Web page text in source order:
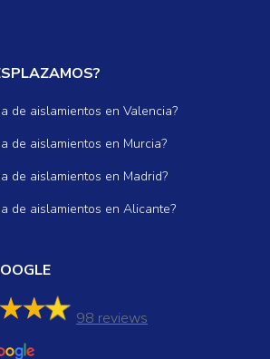
de aislamientos en Valencia?
de aislamientos en Murcia?
de aislamientos en Madrid?
de aislamientos en Alicante?
98 reviews